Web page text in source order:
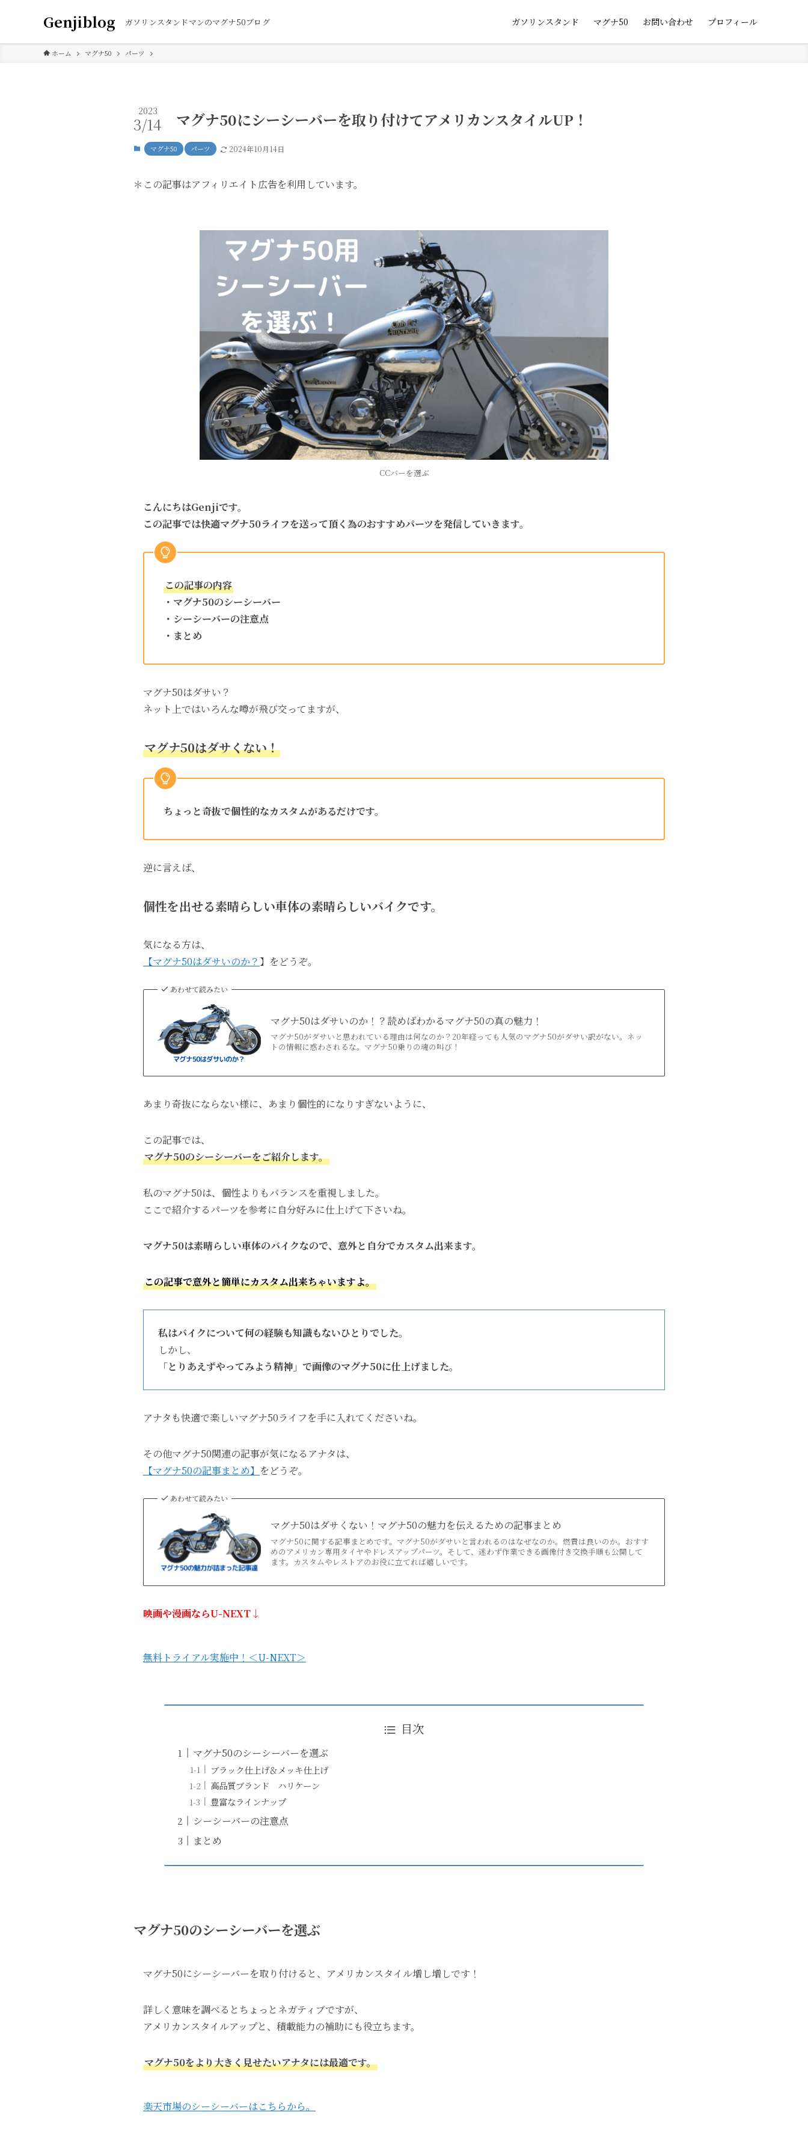
Genjiblog ガソリンスタンドマンのマグナ50ブログ ガソリンスタンド マグナ50 お問い合わせ プロフィール
ホーム マグナ50 パーツ
マグナ50にシーシーバーを取り付けてアメリカンスタイルUP！
2023
3/14
マグナ50 パーツ 2024年10月14日
＊この記事はアフィリエイト広告を利用しています。
CCバーを選ぶ
こんにちはGenjiです。
この記事では快適マグナ50ライフを送って頂く為のおすすめパーツを発信していきます。
この記事の内容
・マグナ50のシーシーバー
・シーシーバーの注意点
・まとめ
マグナ50はダサい？
ネット上ではいろんな噂が飛び交ってますが、
マグナ50はダサくない！
ちょっと奇抜で個性的なカスタムがあるだけです。
逆に言えば、
個性を出せる素晴らしい車体の素晴らしいバイクです。
気になる方は、
【マグナ50はダサいのか？ 】をどうぞ。
あわせて読みたい
マグナ50はダサいのか！？読めばわかるマグナ50の真の魅力！
マグナ50がダサいと思われている理由は何なのか？20年経っても人気のマグナ50がダサい訳がない。ネッ
トの情報に惑わされるな。マグナ50乗りの魂の叫び！
あまり奇抜にならない様に、あまり個性的になりすぎないように、
この記事では、
マグナ50のシーシーバーをご紹介します。
私のマグナ50は、個性よりもバランスを重視しました。
ここで紹介するパーツを参考に自分好みに仕上げて下さいね。
マグナ50は素晴らしい車体のバイクなので、意外と自分でカスタム出来ます。
この記事で意外と簡単にカスタム出来ちゃいますよ。
私はバイクについて何の経験も知識もないひとりでした。
しかし、
「とりあえずやってみよう精神」で画像のマグナ50に仕上げました。
アナタも快適で楽しいマグナ50ライフを手に入れてくださいね。
その他マグナ50関連の記事が気になるアナタは、
【マグナ50の記事まとめ】 をどうぞ。
あわせて読みたい
マグナ50はダサくない！マグナ50の魅力を伝えるための記事まとめ
マグナ50に関する記事まとめです。マグナ50がダサいと言われるのはなぜなのか。燃費は良いのか。おすす
めのアメリカン専用タイヤやドレスアップパーツ。そして、迷わず作業できる画像付き交換手順も公開して
ます。カスタムやレストアのお役に立てれば嬉しいです。
映画や漫画ならU-NEXT↓
無料トライアル実施中！＜U-NEXT＞
目次
マグナ50のシーシーバーを選ぶ
ブラック仕上げ＆メッキ仕上げ
高品質ブランド ハリケーン
豊富なラインナップ
シーシーバーの注意点
まとめ
マグナ50のシーシーバーを選ぶ
マグナ50にシーシーバーを取り付けると、アメリカンスタイル増し増しです！
詳しく意味を調べるとちょっとネガティブですが、
アメリカンスタイルアップと、積載能力の補助にも役立ちます。
マグナ50をより大きく見せたいアナタには最適です。
楽天市場のシーシーバーはこちらから。